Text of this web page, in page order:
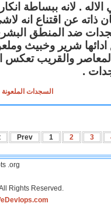
. لانه ببساطة
ذاته عن اقتناع انه
ضد المنطق
ادائها شرير وخبيث
المعاصر والقريب تعكس
.
Read more: السجدات الملعونة
Prev 1 2 3
.org
Rights Reserved.